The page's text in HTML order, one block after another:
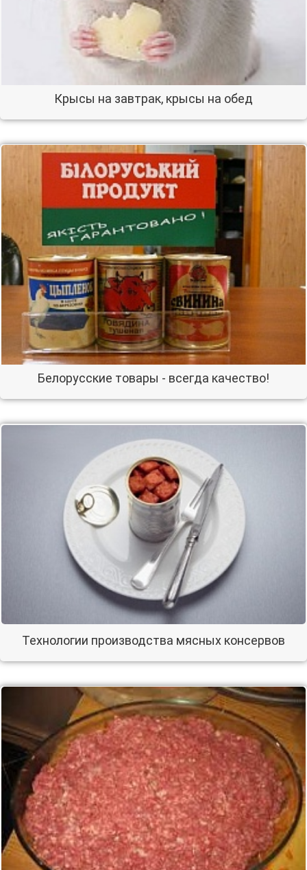
Крысы на завтрак, крысы на обед
Белорусские товары - всегда качество!
Технологии производства мясных консервов